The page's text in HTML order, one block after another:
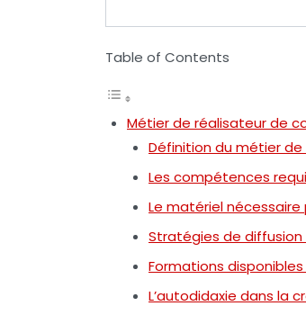
Table of Contents
Métier de réalisateur de
Définition du métier
Les compétences
Le matériel nécessaire
Stratégies de
Formations
L’autodidaxie dans la